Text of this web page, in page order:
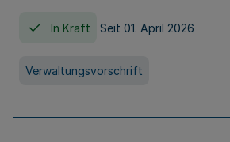
In Kraft Seit 01. April 2026
Verwaltungsvorschrift